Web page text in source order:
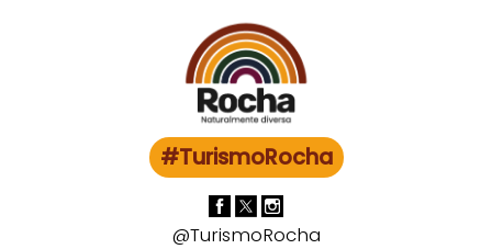
#TurismoRocha
@TurismoRocha